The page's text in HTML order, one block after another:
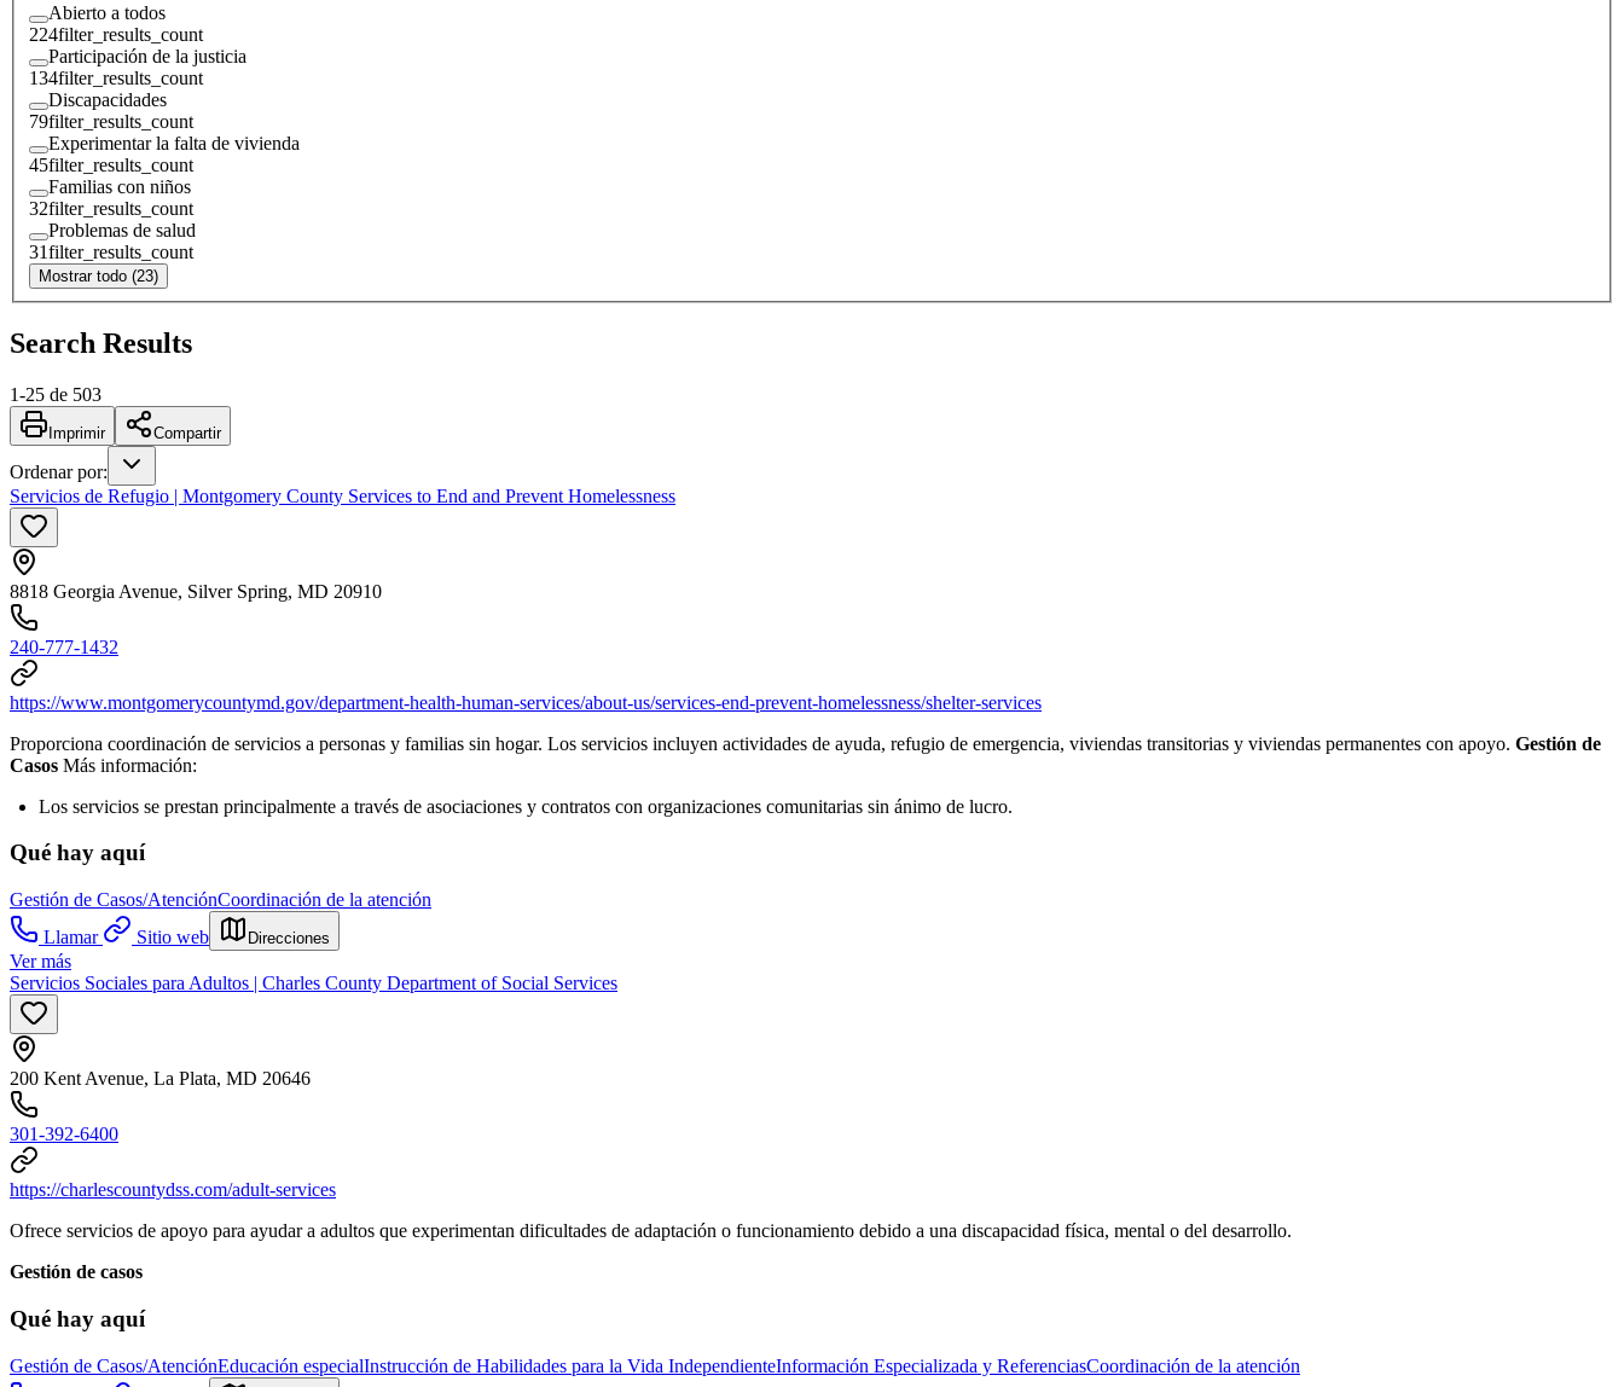
Abierto a todos
224filter_results_count
Participación de la justicia
134filter_results_count
Discapacidades
79filter_results_count
Experimentar la falta de vivienda
45filter_results_count
Familias con niños
32filter_results_count
Problemas de salud
31filter_results_count
Mostrar todo (23)
Search Results
1-25 de 503
Imprimir Compartir
Ordenar por:
Servicios de Refugio | Montgomery County Services to End and Prevent Homelessness
8818 Georgia Avenue, Silver Spring, MD 20910
240-777-1432
https://www.montgomerycountymd.gov/department-health-human-services/about-us/services-end-prevent-homelessness/shelter-services
Proporciona coordinación de servicios a personas y familias sin hogar. Los servicios incluyen actividades de ayuda, refugio de emergencia, viviendas transitorias y viviendas permanentes con apoyo. Gestión de
Casos Más información:
Los servicios se prestan principalmente a través de asociaciones y contratos con organizaciones comunitarias sin ánimo de lucro.
Qué hay aquí
Gestión de Casos/AtenciónCoordinación de la atención
Llamar
Sitio web Direcciones
Ver más
Servicios Sociales para Adultos | Charles County Department of Social Services
200 Kent Avenue, La Plata, MD 20646
301-392-6400
https://charlescountydss.com/adult-services
Ofrece servicios de apoyo para ayudar a adultos que experimentan dificultades de adaptación o funcionamiento debido a una discapacidad física, mental o del desarrollo.
Gestión de casos
Qué hay aquí
Gestión de Casos/AtenciónEducación especialInstrucción de Habilidades para la Vida IndependienteInformación Especializada y ReferenciasCoordinación de la atención